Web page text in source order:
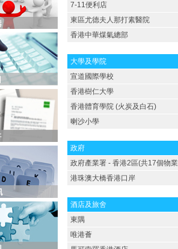
7-11便利店
東區尤德夫人那打素醫院
香港中華煤氣總部
大學及學院
宣道國際學校
香港樹仁大學
香港體育學院 (火炭及白石)
喇沙小學
政府
政府產業署 - 香港2區(共17個物
港珠澳大橋香港口岸
酒店及旅舍
東隅
唯港薈